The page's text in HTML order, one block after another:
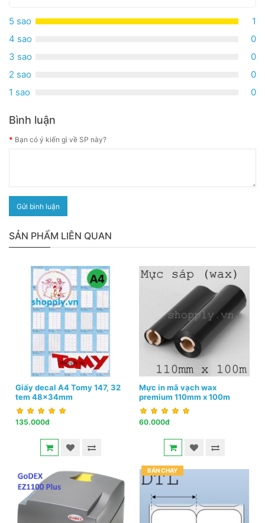
5 sao
1
4 sao
0
3 sao
0
2 sao
0
1 sao
0
Bình luận
Bạn có ý kiến gì về SP này?
Gửi bình luận
SẢN PHẨM LIÊN QUAN
Giấy decal A4 Tomy 147, 32
tem 48x34mm
135.000đ
Mực in mã vạch wax
premium 110mm x 100m
60.000đ
BÁN CHẠY